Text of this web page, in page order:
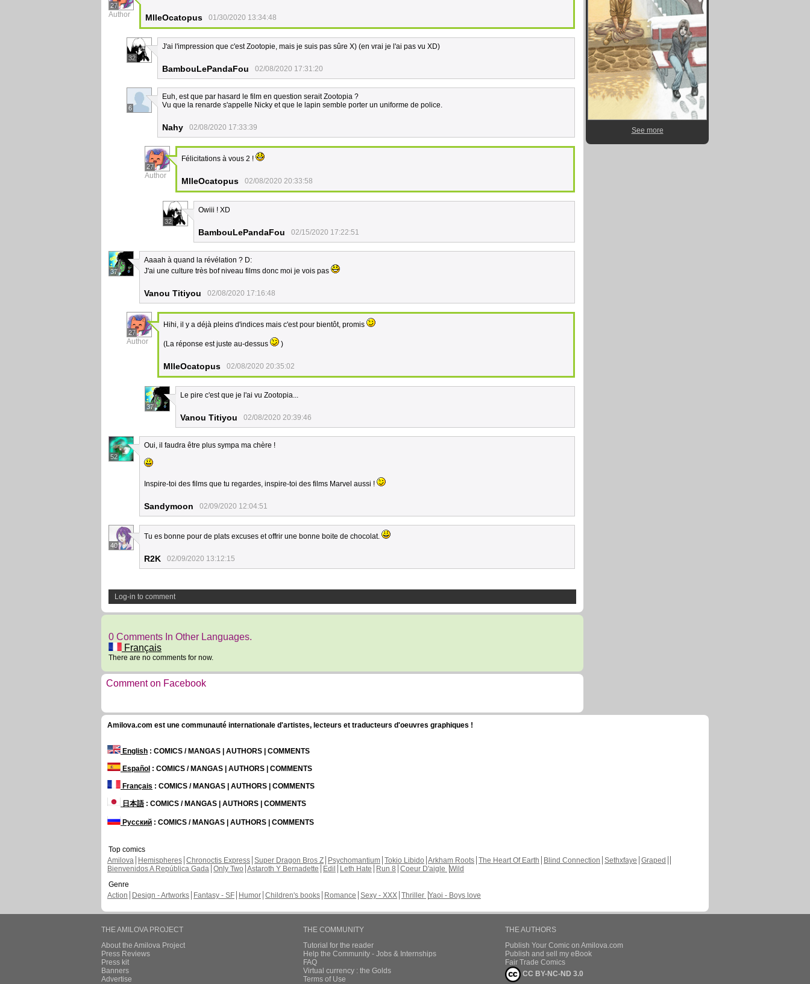
27
Author MlleOcatopus 01/30/2020 13:34:48
32
J'ai l'impression que c'est Zootopie, mais je suis pas sûre X) (en vrai je l'ai pas vu XD)
BambouLePandaFou 02/08/2020 17:31:20
6
Euh, est que par hasard le film en question serait Zootopia ?
Vu que la renarde s'appelle Nicky et que le lapin semble porter un uniforme de police.
Nahy 02/08/2020 17:33:39
27
Author
Félicitations à vous 2 !
MlleOcatopus 02/08/2020 20:33:58
32
Owiii ! XD
BambouLePandaFou 02/15/2020 17:22:51
37
Aaaah à quand la révélation ? D:
J'ai une culture très bof niveau films donc moi je vois pas
Vanou Titiyou 02/08/2020 17:16:48
27
Author
Hihi, il y a déjà pleins d'indices mais c'est pour bientôt, promis
(La réponse est juste au-dessus )
MlleOcatopus 02/08/2020 20:35:02
37
Le pire c'est que je l'ai vu Zootopia...
Vanou Titiyou 02/08/2020 20:39:46
52
Oui, il faudra être plus sympa ma chère !
Inspire-toi des films que tu regardes, inspire-toi des films Marvel aussi !
Sandymoon 02/09/2020 12:04:51
40
Tu es bonne pour de plats excuses et offrir une bonne boite de chocolat.
R2K 02/09/2020 13:12:15
Log-in to comment
0 Comments In Other Languages.
Français
There are no comments for now.
Comment on Facebook
See more
Amilova.com est une communauté internationale d'artistes, lecteurs et traducteurs d'oeuvres graphiques !
English : COMICS / MANGAS | AUTHORS | COMMENTS
Español : COMICS / MANGAS | AUTHORS | COMMENTS
Français : COMICS / MANGAS | AUTHORS | COMMENTS
日本語: COMICS / MANGAS | AUTHORS | COMMENTS
Русский : COMICS / MANGAS | AUTHORS | COMMENTS
Top comics
Amilova
Hemispheres Chronoctis Express Super Dragon Bros Z Psychomantium Tokio Libido Arkham Roots The Heart Of Earth Blind Connection Sethxfaye Graped
Bienvenidos A República Gada Only Two Astaroth Y Bernadette Edil Leth Hate Run 8 Coeur D'aigle Wild
Genre
Action
Design - Artworks Fantasy - SF Humor Children's books Romance Sexy - XXX Thriller Yaoi - Boys love
THE AMILOVA PROJECT
About the Amilova Project
Press Reviews
Press kit
Banners
Advertise
THE COMMUNITY
Tutorial for the reader
Help the Community - Jobs & Internships
FAQ
Virtual currency : the Golds
Terms of Use
THE AUTHORS
Publish Your Comic on Amilova.com
Publish and sell my eBook
Fair Trade Comics
CC BY-NC-ND 3.0